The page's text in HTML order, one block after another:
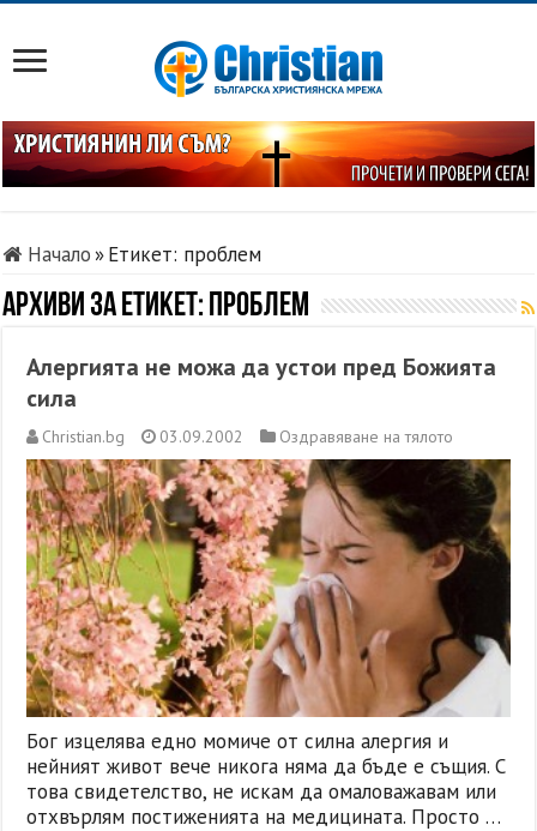
Начало»Етикет: проблем
Архиви за етикет: проблем
Алергията не можа да устои пред Божията
сила
Christian.bg 03.09.2002 Оздравяване на тялото
Бог изцелява едно момиче от силна алергия и
нейният живот вече никога няма да бъде е същия. С
това свидетелство, не искам да омаловажавам или
отхвърлям постиженията на медицината. Просто …